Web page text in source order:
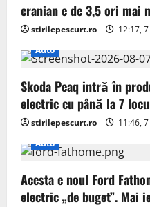
t
i
o
n
cranian e de 3,5 ori mai
stirilepescurt.ro
12:17,
Auto
Skoda Peaq intră în
electric cu până la 7
stirilepescurt.ro
11:46,
Auto
Acesta e noul Ford
electric „de buget”. Mai